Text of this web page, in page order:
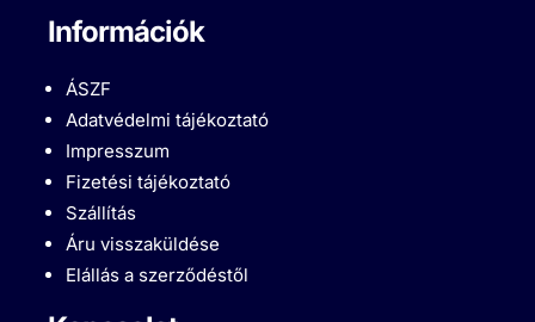
Információk
ÁSZF
Adatvédelmi tájékoztató
Impresszum
Fizetési tájékoztató
Szállítás
Áru visszaküldése
Elállás a szerződéstől